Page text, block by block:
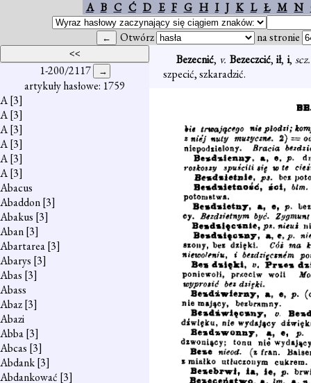
A B C Ć D E F G H I J K L Ł M N
Otwórz na stronie
1-200/2117
artykuły hasłowe: 1759
A[3]
A[3]
A[3]
A[3]
A[3]
A[3]
Abacus
Abaddon[3]
Abakus [3]
Aban[3]
Abartarea[3]
Abarys [3]
Abas [3]
Abass
Abaz[3]
Abazi
Abba[3]
Abcas [3]
Abdank[3]
Abdankować [3]
Bezecnić, v. Bezeczcić,ił, i,
szpecić, szkaradzić.